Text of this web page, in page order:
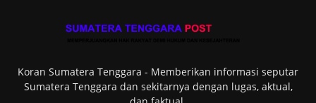
Koran Sumatera Tenggara - Memberikan informasi seputar
Sumatera Tenggara dan sekitarnya dengan lugas, aktual,